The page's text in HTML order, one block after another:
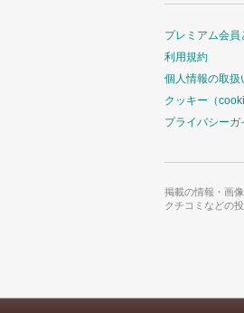
プレミアム会員
利用規約
個人情報の取扱
クッキー（
プライバシーガ
掲載の情報・画
クチコミなどの